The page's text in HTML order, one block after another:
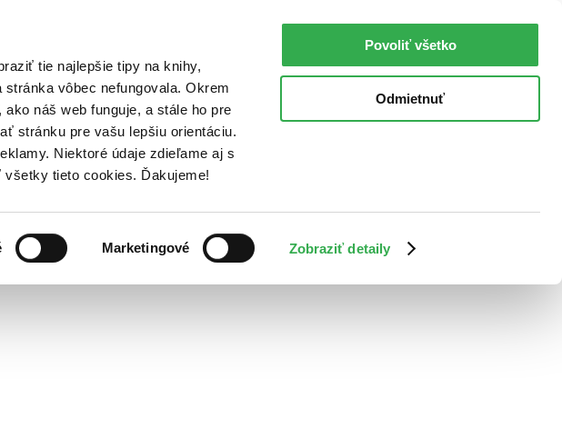
tie najlepšie tipy na knihy,
vôbec nefungovala. Okrem
náš web funguje, a stále ho pre
stránku pre vašu lepšiu orientáciu.
Niektoré údaje zdieľame aj s
tieto cookies. Ďakujeme!
Marketingové Zobraziť detaily
Povoliť všetko
Odmietnuť